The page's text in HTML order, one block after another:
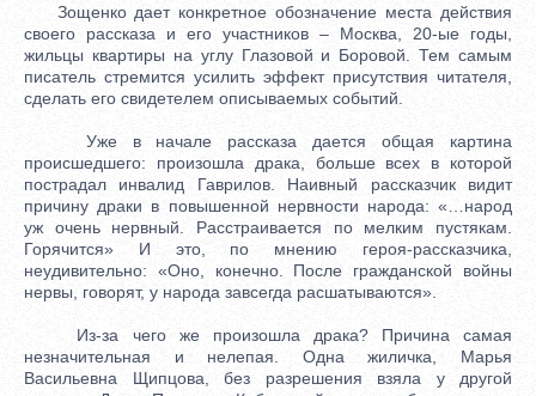
Зощенко дает конкретное обозначение места действия
своего рассказа и его участников – Москва, 20-ые годы,
жильцы квартиры на углу Глазовой и Боровой. Тем самым
писатель стремится усилить эффект присутствия читателя,
сделать его свидетелем описываемых событий.
Уже в начале рассказа дается общая картина
происшедшего: произошла драка, больше всех в которой
пострадал инвалид Гаврилов. Наивный рассказчик видит
причину драки в повышенной нервности народа: «…народ
уж очень нервный. Расстраивается по мелким пустякам.
Горячится» И это, по мнению героя-рассказчика,
неудивительно: «Оно, конечно. После гражданской войны
нервы, говорят, у народа завсегда расшатываются».
Из-за чего же произошла драка? Причина самая
незначительная и нелепая. Одна жиличка, Марья
Васильевна Щипцова, без разрешения взяла у другой